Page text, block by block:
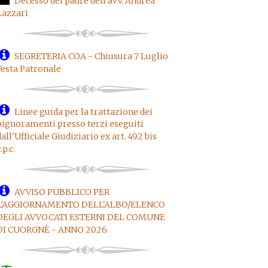
SEGRETERIA COA - Chiusura 7 Luglio
Patronale
Linee guida per la trattazione dei
presso terzi eseguiti
Giudiziario ex art. 492 bis
AVVISO PUBBLICO PER
DELL'ALBO/ELENCO
AVVOCATI ESTERNI DEL COMUNE
CUORGNÈ - ANNO 2026